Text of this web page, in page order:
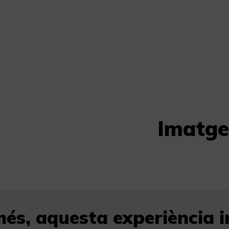
aquesta experiència